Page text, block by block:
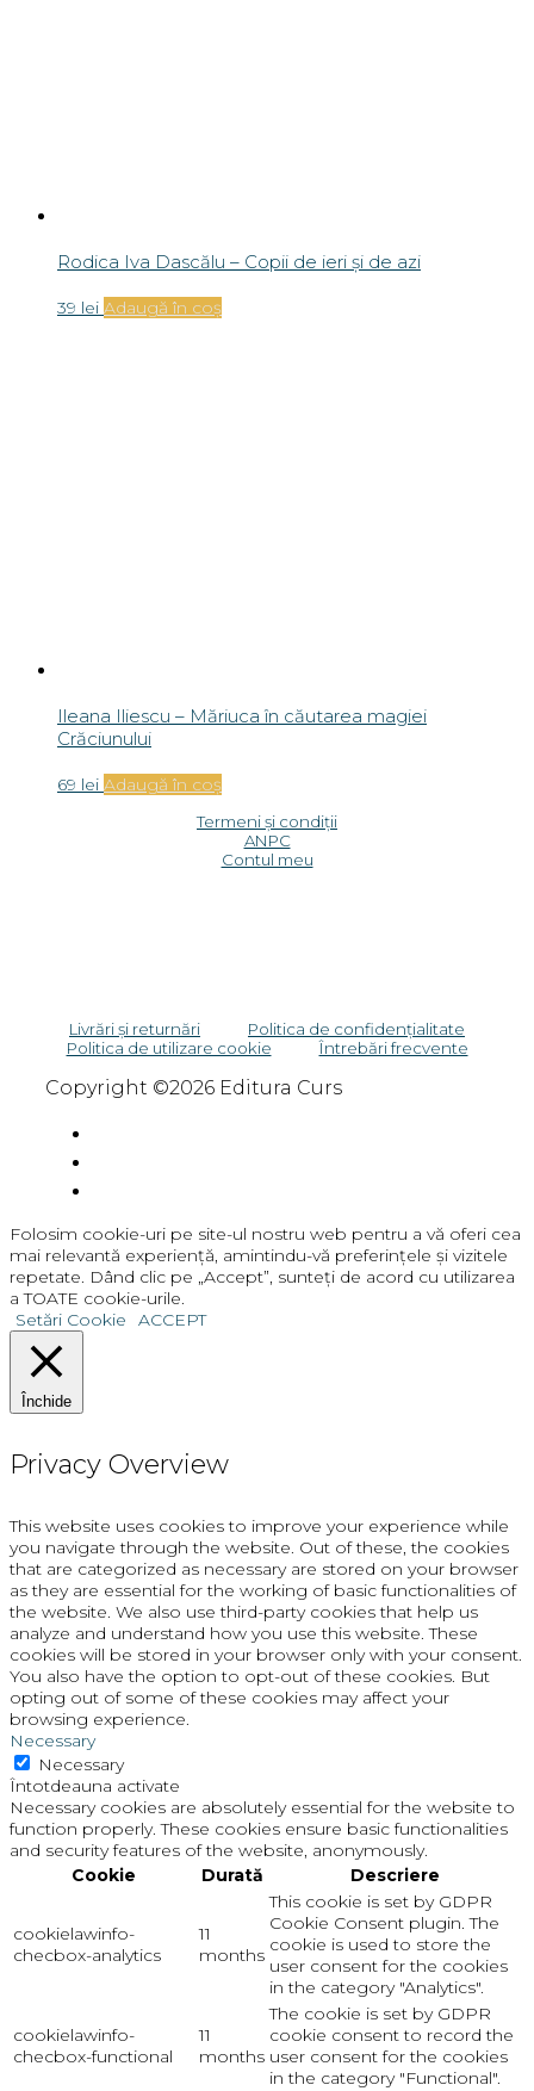
Rodica Iva Dascălu – Copii de ieri și de azi
39 lei Adaugă în coș
Ileana Iliescu – Măriuca în căutarea magiei
Crăciunului
69 lei Adaugă în coș
Termeni și condiții
ANPC
Contul meu
Livrări și returnări
Politica de confidențialitate
Politica de utilizare cookie
Întrebări frecvente
Copyright ©2026 Editura Curs
Folosim cookie-uri pe site-ul nostru web pentru a vă oferi cea
mai relevantă experiență, amintindu-vă preferințele și vizitele
repetate. Dând clic pe „Accept”, sunteți de acord cu utilizarea
a TOATE cookie-urile.
Setări Cookie
ACCEPT
Închide
Privacy Overview
This website uses cookies to improve your experience while
you navigate through the website. Out of these, the cookies
that are categorized as necessary are stored on your browser
as they are essential for the working of basic functionalities of
the website. We also use third-party cookies that help us
analyze and understand how you use this website. These
cookies will be stored in your browser only with your consent.
You also have the option to opt-out of these cookies. But
opting out of some of these cookies may affect your
browsing experience.
Necessary
Necessary
Întotdeauna activate
Necessary cookies are absolutely essential for the website to
function properly. These cookies ensure basic functionalities
and security features of the website, anonymously.
Cookie
Durată Descriere
cookielawinfo-
checbox-analytics
11
months
This cookie is set by GDPR
Cookie Consent plugin. The
cookie is used to store the
user consent for the cookies
in the category "Analytics".
cookielawinfo-
checbox-functional
11
months
The cookie is set by GDPR
cookie consent to record the
user consent for the cookies
in the category "Functional".